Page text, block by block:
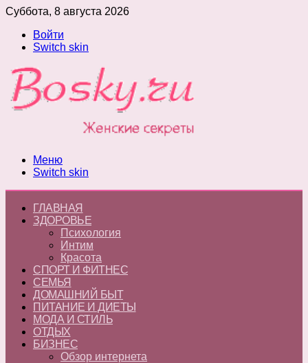
Суббота, 8 августа 2026
Войти
Switch skin
Меню
Switch skin
ГЛАВНАЯ
ЗДОРОВЬЕ
Психология
Интим
Красота
СПОРТ И ФИТНЕС
СЕМЬЯ
ДОМАШНИЙ БЫТ
ПИТАНИЕ И ДИЕТЫ
МОДА И СТИЛЬ
ОТДЫХ
БИЗНЕС
Обзор интернета